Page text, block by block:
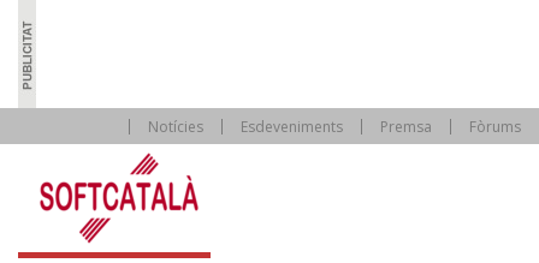
Notícies Esdeveniments Premsa Fòrums